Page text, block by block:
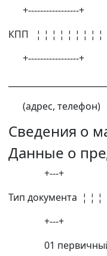
+-----------------+
КПП ¦ ¦ ¦ ¦ ¦ ¦ ¦ ¦ ¦
+-----------------+
(адрес, телефон)
Сведения о
Данные о
+---+
Тип документа ¦ ¦ ¦
+---+
01